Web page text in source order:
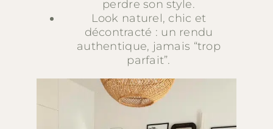
perdre son style.
Look naturel, chic et
décontracté : un rendu
authentique, jamais “trop
parfait”.